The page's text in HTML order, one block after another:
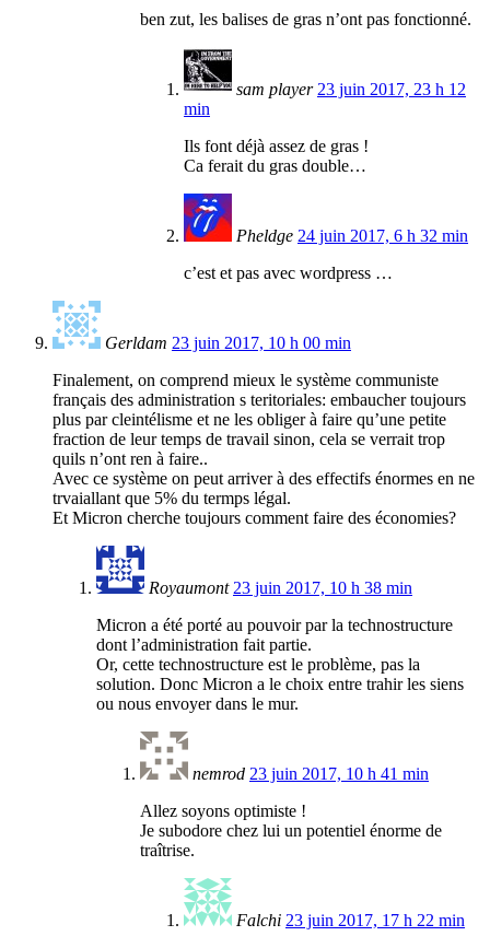
ben zut, les balises de gras n’ont pas fonctionné.
sam player 23 juin 2017, 23 h 12
min
Ils font déjà assez de gras !
Ca ferait du gras double…
Pheldge 24 juin 2017, 6 h 32 min
c’est et pas avec wordpress …
Gerldam 23 juin 2017, 10 h 00 min
Finalement, on comprend mieux le système communiste
français des administration s teritoriales: embaucher toujours
plus par cleintélisme et ne les obliger à faire qu’une petite
fraction de leur temps de travail sinon, cela se verrait trop
quils n’ont ren à faire..
Avec ce système on peut arriver à des effectifs énormes en ne
trvaiallant que 5% du termps légal.
Et Micron cherche toujours comment faire des économies?
Royaumont 23 juin 2017, 10 h 38 min
Micron a été porté au pouvoir par la technostructure
dont l’administration fait partie.
Or, cette technostructure est le problème, pas la
solution. Donc Micron a le choix entre trahir les siens
ou nous envoyer dans le mur.
nemrod 23 juin 2017, 10 h 41 min
Allez soyons optimiste !
Je subodore chez lui un potentiel énorme de
traîtrise.
Falchi 23 juin 2017, 17 h 22 min